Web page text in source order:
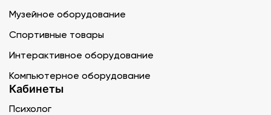
Музейное оборудование
Спортивные товары
Интерактивное оборудование
Компьютерное оборудование
Кабинеты
Психолог